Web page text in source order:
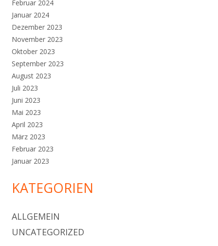
Februar 2024
Januar 2024
Dezember 2023
November 2023
Oktober 2023
September 2023
August 2023
Juli 2023
Juni 2023
Mai 2023
April 2023
März 2023
Februar 2023
Januar 2023
KATEGORIEN
ALLGEMEIN
UNCATEGORIZED